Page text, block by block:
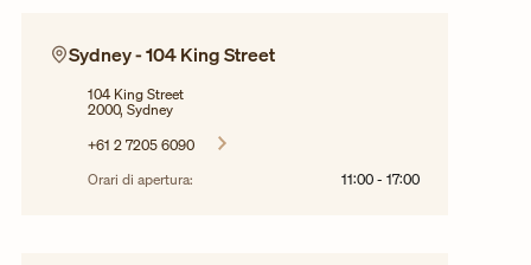
Sydney - 104 King Street
104 King Street
2000, Sydney
+61 2 7205 6090
Orari di apertura:
11:00 - 17:00